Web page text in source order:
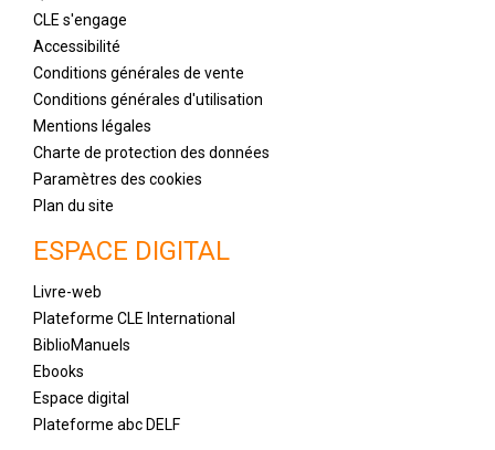
CLE s'engage
Accessibilité
Conditions générales de vente
Conditions générales d'utilisation
Mentions légales
Charte de protection des données
Paramètres des cookies
Plan du site
ESPACE DIGITAL
Livre-web
Plateforme CLE International
BiblioManuels
Ebooks
Espace digital
Plateforme abc DELF